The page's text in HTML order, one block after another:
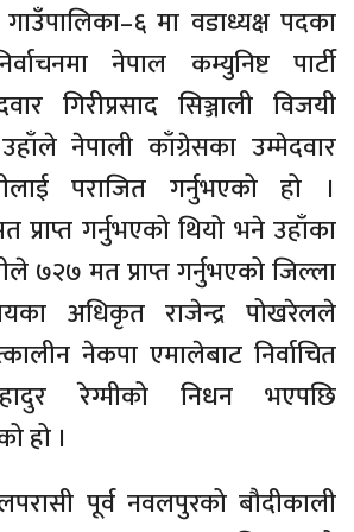
मा वडाध्यक्ष पदका
नेपाल कम्युनिष्ट पार्टी
गिरीप्रसाद सिञ्जाली विजयी
नेपाली काँग्रेसका उम्मेदवार
पराजित गर्नुभएको हो ।
प्राप्त गर्नुभएको थियो भने उहाँका
७२७ मत प्राप्त गर्नुभएको जिल्ला
अधिकृत राजेन्द्र पोखरेलले
नेकपा एमालेबाट निर्वाचित
रेग्मीको निधन भएपछि
हो ।
पूर्व नवलपुरको बौदीकाली